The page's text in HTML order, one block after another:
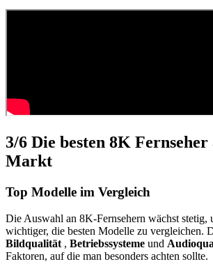
3/6 Die besten 8K Fernseher
Markt
Top Modelle im Vergleich
Die Auswahl an 8K-Fernsehern wächst stetig,
wichtiger, die besten Modelle zu vergleichen.
Bildqualität , Betriebssysteme und
Faktoren, auf die man besonders achten sollte.